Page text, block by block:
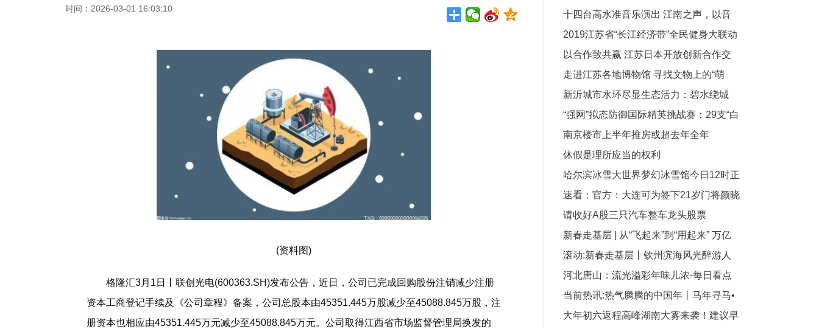
时间：2026-03-01 16:03:10
(资料图)
格隆汇3月1日丨联创光电(600363.SH)发布公告，近日，公司已完成回购股份注销减少注册
资本工商登记手续及《公司章程》备案，公司总股本由45351.445万股减少至45088.845万股，注
册资本也相应由45351.445万元减少至45088.845万元。公司取得江西省市场监督管理局换发的
12月底试运营
十四台高水准音乐演出 江南之声，以音
乐节的名义致敬古典
2019江苏省“长江经济带”全民健身大联动
暨“舞动江苏”无锡赛区启动仪式举行
以合作致共赢 江苏日本开放创新合作交
流会在东京举行
走进江苏各地博物馆 寻找文物上的“萌
娃”们
新沂城市水环尽显生态活力：碧水绕城
绿荫满城
“强网”拟态防御国际精英挑战赛：29支“白
帽黑客”战队谁能突防？
南京楼市上半年推房或超去年全年
休假是理所应当的权利
哈尔滨冰雪大世界梦幻冰雪馆今日12时正
式开放_关注
速看：官方：大连可为签下21岁门将颜晓
宇；球员出自大连人梯队
请收好A股三只汽车整车龙头股票
（2026/2/20）|每日观察
新春走基层 | 从“飞起来”到“用起来” 万亿
低空市场加速打开
滚动:新春走基层丨钦州滨海风光醉游人
河北唐山：流光溢彩年味儿浓-每日看点
当前热讯:热气腾腾的中国年丨马年寻马•
砖雕上的“宝藏马”
大年初六返程高峰湖南大雾来袭！建议早